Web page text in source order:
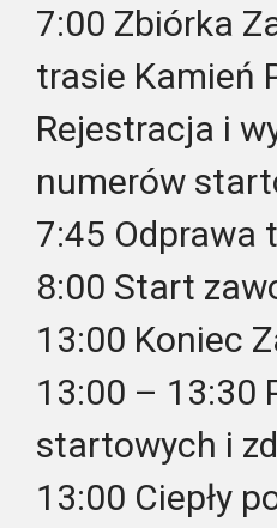
7:00 Zbiórka
trasie Kamień
Rejestracja i
numerów
7:45 Odprawa
8:00 Start
13:00 Koniec
13:00 – 13:30
startowych i
13:00 Ciepły